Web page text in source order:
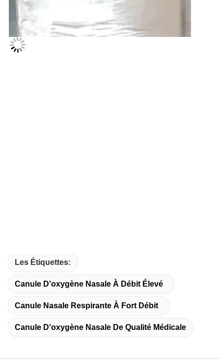
Les Étiquettes:
Canule D'oxygène Nasale À Débit Élevé
Canule Nasale Respirante À Fort Débit
Canule D'oxygène Nasale De Qualité Médicale